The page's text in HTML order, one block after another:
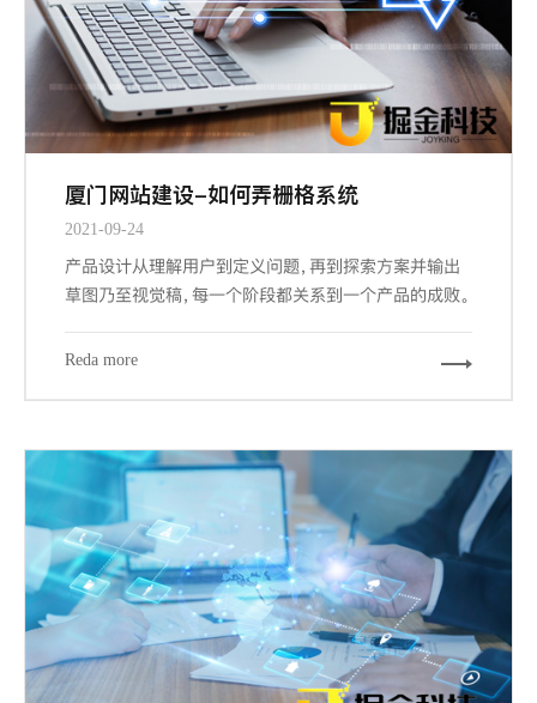
厦门网站建设-如何弄栅格系统
2021-09-24
产品设计从理解用户到定义问题，再到探索方案并输出
草图乃至视觉稿，每一个阶段都关系到一个产品的成败。
阶段，也是最大程度占据我们工作场景的内容。其中关键
Reda more